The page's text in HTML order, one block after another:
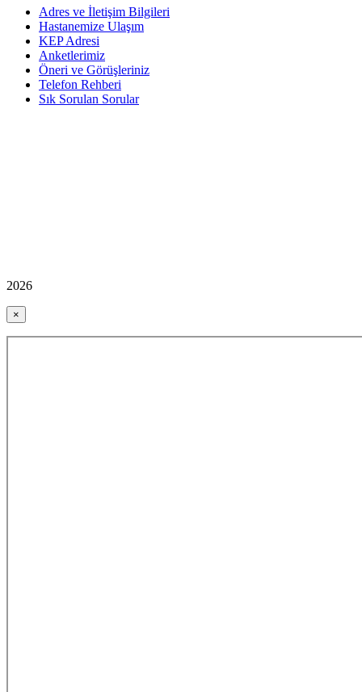
Adres ve İletişim Bilgileri
Hastanemize Ulaşım
KEP Adresi
Anketlerimiz
Öneri ve Görüşleriniz
Telefon Rehberi
Sık Sorulan Sorular
2026
×